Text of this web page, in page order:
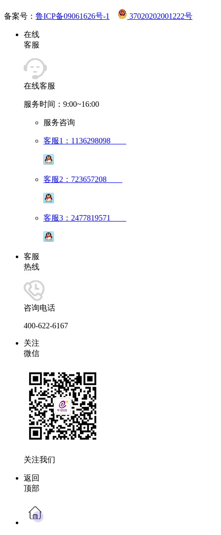
备案号： 鲁ICP备09061626号-1 37020202001222号
在线
客服
在线客服
服务时间：9:00~16:00
服务咨询
客服1：1136298098
客服2：723657208
客服3：2477819571
客服
热线
咨询电话
400-622-6167
关注
微信
关注我们
返回
顶部